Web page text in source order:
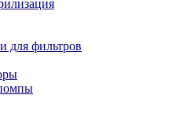
для фильтров